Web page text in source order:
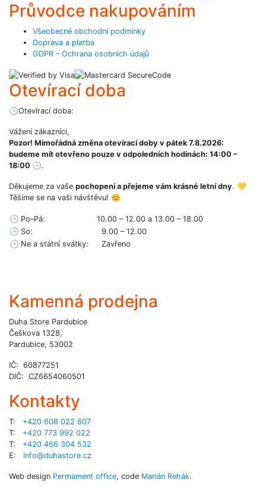
Průvodce nakupováním
Všeobecné obchodní podmínky
Doprava a platba
GDPR – Ochrana osobních údajů
Otevírací doba
🕒Otevírací doba:
Vážení zákazníci,
Pozor! Mimořádná změna otevírací doby v pátek 7.8.2026:
budeme mít otevřeno pouze v odpoledních hodinách: 14:00 –
18:00 🕒.
Děkujeme za vaše pochopení a přejeme vám krásné letní dny. 💛
Těšíme se na vaši návštěvu! 😊
🕒 Po–Pá:
10.00 – 12.00 a 13.00 – 18.00
🕒 So:
9.00 – 12.00
🕒 Ne a státní svátky: Zavřeno
Kamenná prodejna
Duha Store Pardubice
Češkova 1328,
Pardubice, 53002
IČ: 60877251
DIČ: CZ6654060501
Kontakty
T: +420 608 022 607
T: +420 773 992 022
T: +420 466 304 532
E: info@duhastore.cz
Web design Permament office, code Marián Rehák.